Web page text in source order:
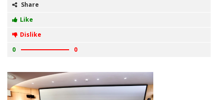
Share
Like
Dislike
0
0